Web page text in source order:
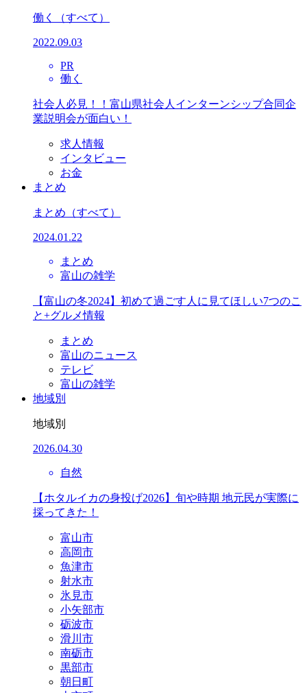
働く （すべて）
2022.09.03
PR
働く
社会人必見！！富山県社会人インターンシップ合同企
業説明会が面白い！
求人情報
インタビュー
お金
まとめ
まとめ （すべて）
2024.01.22
まとめ
富山の雑学
【富山の冬2024】初めて過ごす人に見てほしい7つのこ
と+グルメ情報
まとめ
富山のニュース
テレビ
富山の雑学
地域別
地域別
2026.04.30
自然
【ホタルイカの身投げ2026】旬や時期 地元民が実際に
採ってきた！
富山市
高岡市
魚津市
射水市
氷見市
小矢部市
砺波市
滑川市
南砺市
黒部市
朝日町